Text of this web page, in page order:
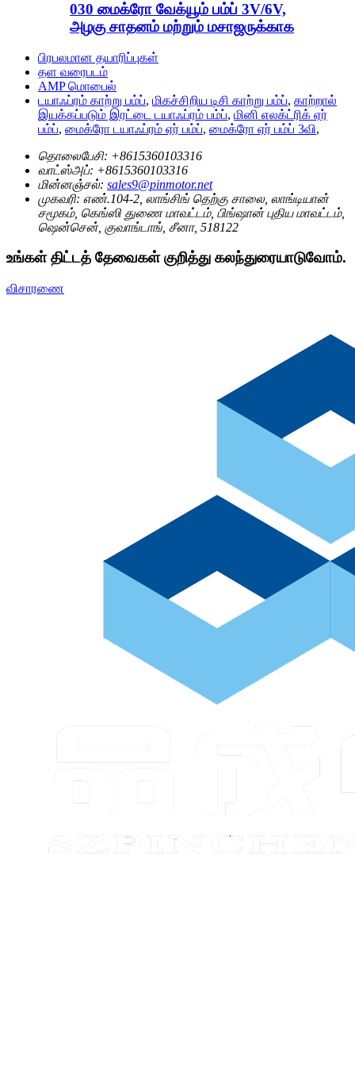
030 மைக்ரோ வேக்யூம் பம்ப் 3V/6V,
அழகு சாதனம் மற்றும் மசாஜருக்காக
பிரபலமான தயாரிப்புகள்
தள வரைபடம்
AMP மொபைல்
டயாஃப்ரம் காற்று பம்ப், மிகச்சிறிய டிசி காற்று பம்ப், காற்றால்
இயக்கப்படும் இரட்டை டயாஃப்ரம் பம்ப், மினி எலக்ட்ரிக் ஏர்
பம்ப், மைக்ரோ டயாஃப்ரம் ஏர் பம்ப், மைக்ரோ ஏர் பம்ப் 3வி,
தொலைபேசி: +8615360103316
வாட்ஸ்அப்: +8615360103316
மின்னஞ்சல்: sales9@pinmotor.net
முகவரி: எண்.104-2, லாங்சிங் தெற்கு சாலை, லாங்டியான்
சமூகம், கெங்ஸி துணை மாவட்டம், பிங்ஷான் புதிய மாவட்டம்,
ஷென்சென், குவாங்டாங், சீனா, 518122
உங்கள் திட்டத் தேவைகள் குறித்து கலந்துரையாடுவோம்.
விசாரணை